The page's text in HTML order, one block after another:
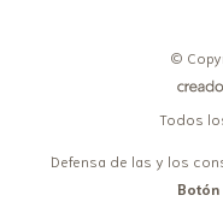
©
Todos
Defensa de las y los